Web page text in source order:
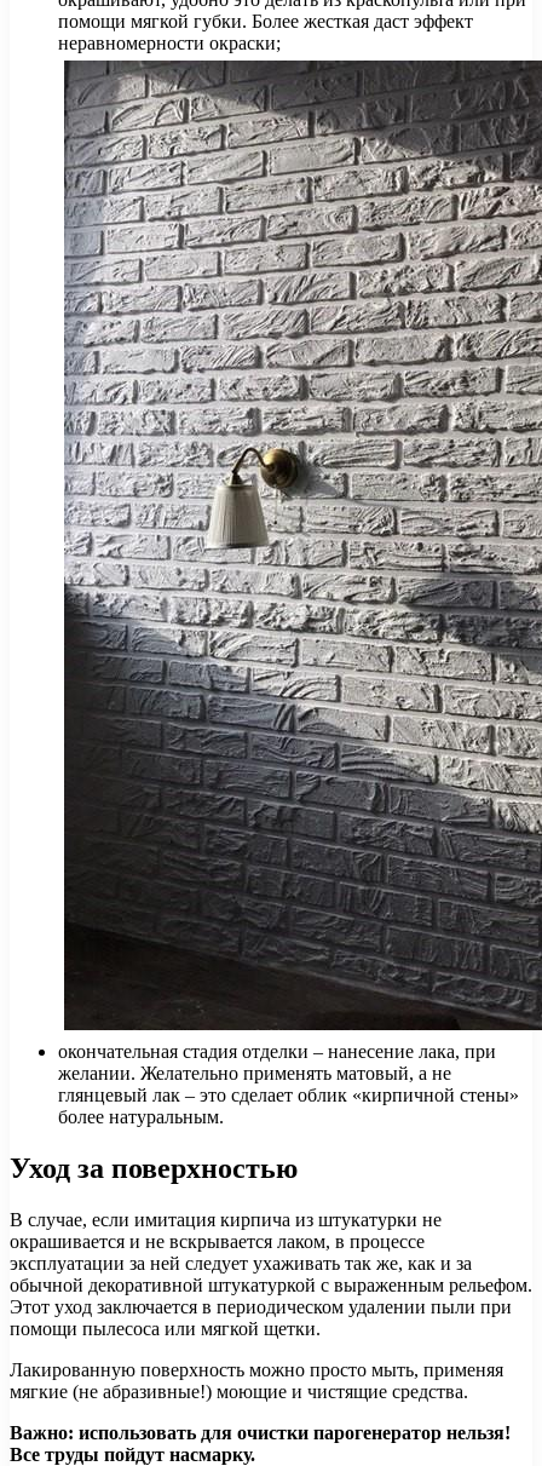
помощи мягкой губки. Более жесткая даст эффект
неравномерности окраски;
окончательная стадия отделки – нанесение лака, при
желании. Желательно применять матовый, а не
глянцевый лак – это сделает облик «кирпичной стены»
более натуральным.
Уход за поверхностью
В случае, если имитация кирпича из штукатурки не
окрашивается и не вскрывается лаком, в процессе
эксплуатации за ней следует ухаживать так же, как и за
обычной декоративной штукатуркой с выраженным рельефом.
Этот уход заключается в периодическом удалении пыли при
помощи пылесоса или мягкой щетки.
Лакированную поверхность можно просто мыть, применяя
мягкие (не абразивные!) моющие и чистящие средства.
Важно: использовать для очистки парогенератор нельзя!
Все труды пойдут насмарку.